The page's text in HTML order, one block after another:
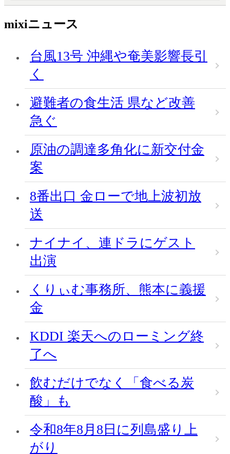
mixiニュース
台風13号 沖縄や奄美影響長引
く
避難者の食生活 県など改善
急ぐ
原油の調達多角化に新交付金
案
8番出口 金ローで地上波初放
送
ナイナイ、連ドラにゲスト
出演
くりぃむ事務所、熊本に義援
金
KDDI 楽天へのローミング終
了へ
飲むだけでなく「食べる炭
酸」も
令和8年8月8日に列島盛り上
がり